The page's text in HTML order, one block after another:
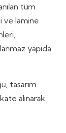
tüm
ve lamine
yapıda
tasarım
alınarak